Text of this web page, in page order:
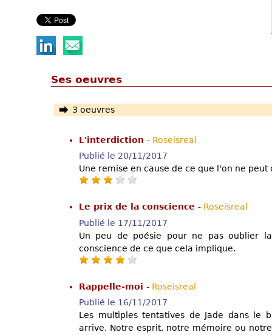
Ses oeuvres
3 oeuvres
L'interdiction - Roseisreal
Publié le 20/11/2017
Une remise en cause de ce que l'on ne peut
Le prix de la conscience - Roseisreal
Publié le 17/11/2017
Un peu de poésie pour ne pas oublier
conscience de ce que cela implique.
Rappelle-moi - Roseisreal
Publié le 16/11/2017
Les multiples tentatives de Jade dans le
arrive. Notre esprit, notre mémoire ou